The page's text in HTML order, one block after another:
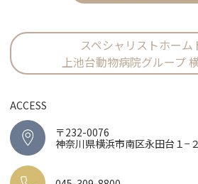
スペシャリストホーム
上池台動物病院グループ
ACCESS
〒232-0076
神奈川県横浜市南区永田台１−２